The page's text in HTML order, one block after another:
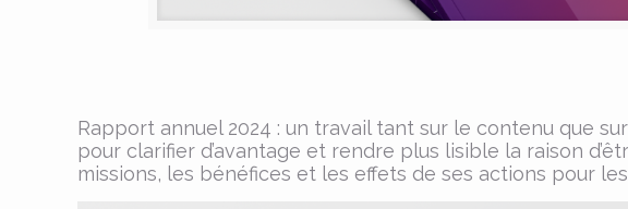
Rapport annuel 2024 : un travail tant sur le contenu que
pour clarifier d’avantage et rendre plus lisible la raison
missions, les bénéfices et les effets de ses actions pour